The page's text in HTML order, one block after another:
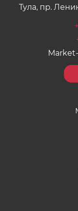
Тула, пр.